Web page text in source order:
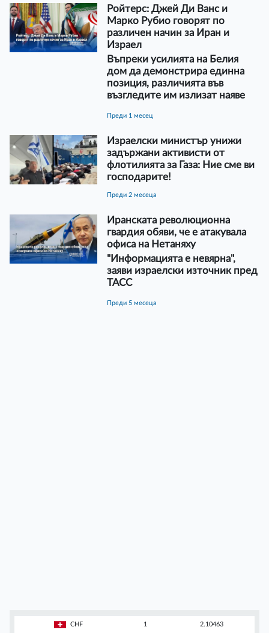
Ройтерс: Джей Ди Ванс и
Марко Рубио говорят по
различен начин за Иран и
Израел
Въпреки усилията на Белия
дом да демонстрира единна
позиция, различията във
възгледите им излизат наяве
преди 1 месец
Израелски министър унижи
задържани активисти от
флотилията за Газа: Ние сме ви
господарите!
преди 2 месеца
Иранската революционна
гвардия обяви, че е атакувала
офиса на Нетаняху
"Информацията е невярна",
заяви израелски източник пред
ТАСС
преди 5 месеца
CHF 1 2.10463